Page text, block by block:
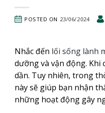
POSTED ON 23/06/2024
Nhắc đến lối sống lành
dưỡng và vận động. Khi
dần. Tuy nhiên, trong
này sẽ giúp bạn nhận
những hoạt động gây